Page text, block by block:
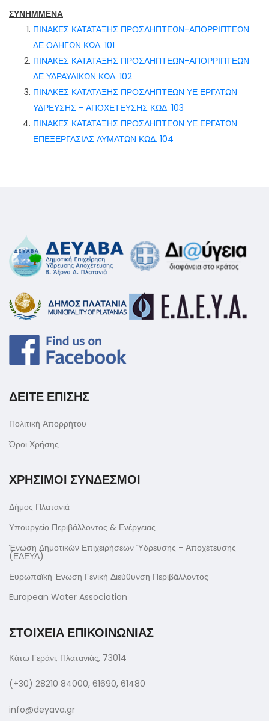
ΣΥΝΗΜΜΕΝΑ
ΠΙΝΑΚΕΣ ΚΑΤΑΤΑΞΗΣ ΠΡΟΣΛΗΠΤΕΩΝ-ΑΠΟΡΡΙΠΤΕΩΝ
ΔΕ ΟΔΗΓΩΝ ΚΩΔ. 101
ΠΙΝΑΚΕΣ ΚΑΤΑΤΑΞΗΣ ΠΡΟΣΛΗΠΤΕΩΝ-ΑΠΟΡΡΙΠΤΕΩΝ
ΔΕ ΥΔΡΑΥΛΙΚΩΝ ΚΩΔ. 102
ΠΙΝΑΚΕΣ ΚΑΤΑΤΑΞΗΣ ΠΡΟΣΛΗΠΤΕΩΝ ΥΕ ΕΡΓΑΤΩΝ
ΥΔΡΕΥΣΗΣ - ΑΠΟΧΕΤΕΥΣΗΣ ΚΩΔ. 103
ΠΙΝΑΚΕΣ ΚΑΤΑΤΑΞΗΣ ΠΡΟΣΛΗΠΤΕΩΝ ΥΕ ΕΡΓΑΤΩΝ
ΕΠΕΞΕΡΓΑΣΙΑΣ ΛΥΜΑΤΩΝ ΚΩΔ. 104
ΔΕΙΤΕ ΕΠΙΣΗΣ
Πολιτική Απορρήτου
Όροι Χρήσης
ΧΡΗΣΙΜΟΙ ΣΥΝΔΕΣΜΟΙ
Δήμος Πλατανιά
Υπουργείο Περιβάλλοντος & Ενέργειας
Ένωση Δημοτικών Επιχειρήσεων Ύδρευσης - Αποχέτευσης
(ΕΔΕΥΑ)
Ευρωπαϊκή Ένωση Γενική Διεύθυνση Περιβάλλοντος
European Water Association
ΣΤΟΙΧΕΙΑ ΕΠΙΚΟΙΝΩΝΙΑΣ
Κάτω Γεράνι, Πλατανιάς, 73014
(+30) 28210 84000, 61690, 61480
info@deyava.gr